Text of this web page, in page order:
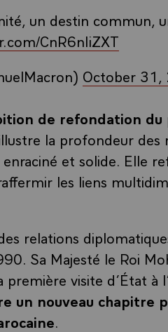
un destin commun,
CnR6nIiZXT
October 31,
de refondation
la profondeur des
et solide. Elle
les liens
relations
Sa Majesté le Roi
visite d’État à
un nouveau chapitre
.